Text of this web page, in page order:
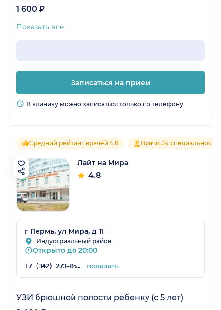
1 600 ₽
Показать все
Записаться на прием
В клинику можно записаться только по телефону
Средний рейтинг врачей 4.8 Врачи 34
Лайт на Мира
4.8
г Пермь, ул Мира, д 11
Индустриальный район
Открыто до 20:00
+7 (342) 273-85-03 показать
УЗИ брюшной полости ребенку (с 5 лет)